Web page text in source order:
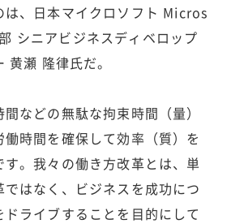
は、日本マイクロソフト Micros
シニアビジネスディベロップ
瀬 隆律氏だ。
間などの無駄な拘束時間（量）
時間を確保して効率（質）を
。我々の働き方改革とは、単
はなく、ビジネスを成功につ
ライブすることを目的にして